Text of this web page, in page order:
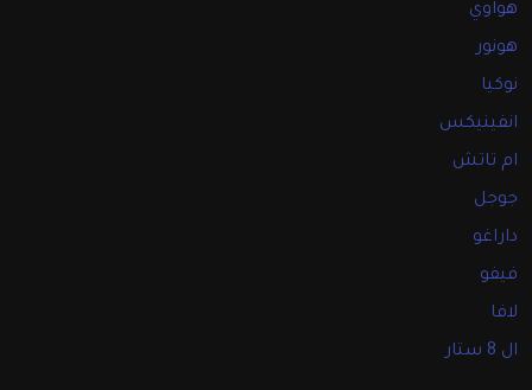
هواوي
هونور
نوكيا
انفينيكس
ام تاتش
جوجل
داراغو
فيفو
لافا
ال 8 ستار